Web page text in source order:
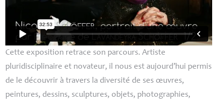
Cette exposition retrace son parcours. Artiste
pluridisciplinaire et novateur, il nous est aujourd’hui permis
de le découvrir à travers la diversité de ses œuvres,
peintures, dessins, sculptures, objets, photographies,